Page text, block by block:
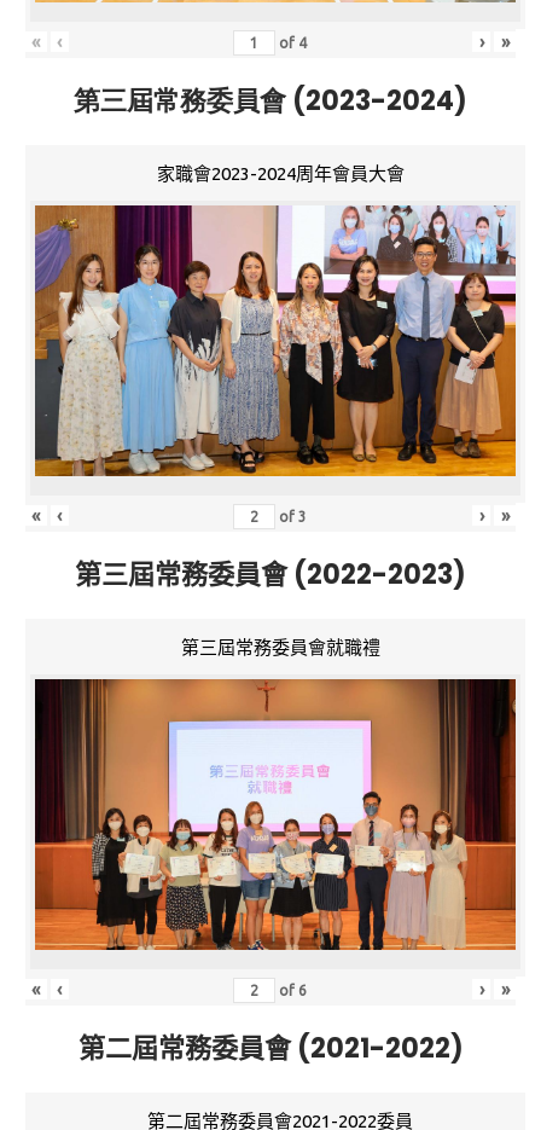
« ‹ of 4 › »
第三屆常務委員會 (2023-2024)
家職會2023-2024周年會員大會
« ‹ of3 › »
第三屆常務委員會 (2022-2023)
第三屆常務委員會就職禮
« ‹ of 6 › »
第二屆常務委員會 (2021-2022)
第二屆常務委員會2021-2022委員